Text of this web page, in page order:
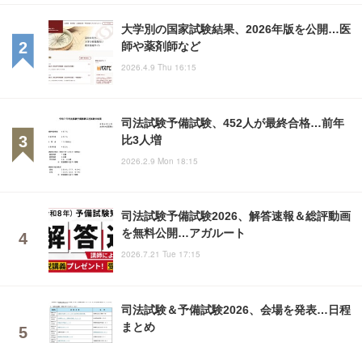
大学別の国家試験結果、2026年版を公開…医
師や薬剤師など
2026.4.9 Thu 16:15
司法試験予備試験、452人が最終合格…前年
比3人増
2026.2.9 Mon 18:15
司法試験予備試験2026、解答速報＆総評動画
を無料公開…アガルート
2026.7.21 Tue 17:15
司法試験＆予備試験2026、会場を発表…日程
まとめ